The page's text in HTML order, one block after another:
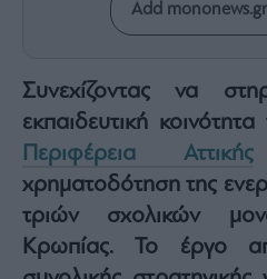
&
Style
Υγεία
Architecture
&
Design
Add
Συνεχίζοντας να
εκπαιδευτική
Περιφέρεια Αττικής
χρηματοδότηση της
τριών σχολικών
Κρωπίας. Το έργο